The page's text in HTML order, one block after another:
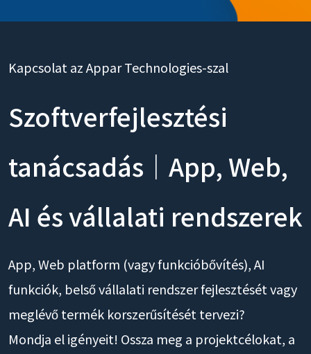
Kapcsolat az Appar Technologies-szal
Szoftverfejlesztési
tanácsadás｜App, Web,
AI és vállalati rendszerek
App, Web platform (vagy funkcióbővítés), AI
funkciók, belső vállalati rendszer fejlesztését vagy
meglévő termék korszerűsítését tervezi?
Mondja el igényeit! Ossza meg a projektcélokat, a